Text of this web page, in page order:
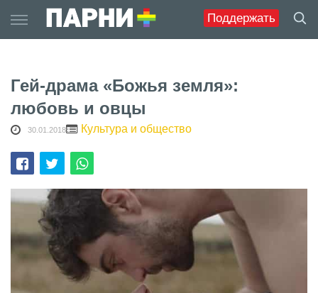
Поддержать
to
content
Гей-драма «Божья земля»:
любовь и овцы
30.01.2018 Культура и общество